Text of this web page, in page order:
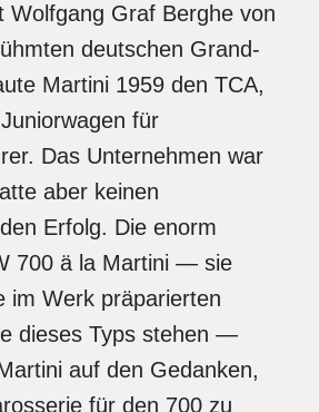
Wolfgang Graf Berghe von
deutschen Grand-
Martini 1959 den TCA,
für
Das Unternehmen war
aber keinen
Erfolg. Die enorm
700 ä la Martini — sie
im Werk präparierten
dieses Typs stehen —
auf den Gedanken,
für den 700 zu